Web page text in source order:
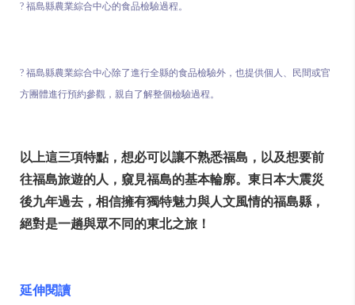
? 福島縣農業綜合中心的食品檢驗過程。
? 福島縣農業綜合中心除了進行全縣的食品檢驗外，也提供個人、民間或官
方團體進行預約參觀，親自了解整個檢驗過程。
以上這三項特點，想必可以讓不熟悉福島，以及想要前
往福島旅遊的人，窺見福島的基本輪廓。東日本大震災
後九年過去，相信擁有獨特魅力與人文風情的福島縣，
絕對是一趟與眾不同的東北之旅！
延伸閱讀